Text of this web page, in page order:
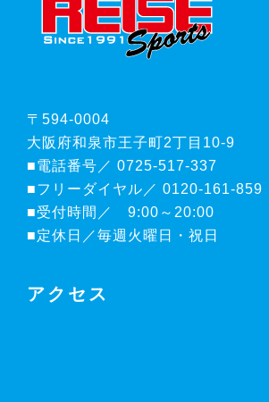
〒594-0004
大阪府和泉市王子町2丁目10-9
■電話番号／ 0725-517-337
■フリーダイヤル／ 0120-161-859
■受付時間／ 9:00～20:00
■定休日／毎週火曜日・祝日
アクセス